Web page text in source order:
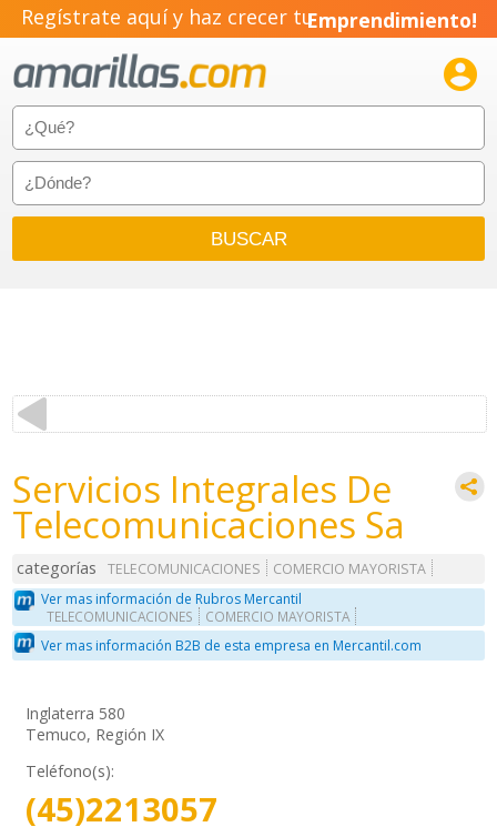
Regístrate aquí y haz crecer tuEmprendimiento!

Servicios Integrales De
Telecomunicaciones Sa
categorías TELECOMUNICACIONES
COMERCIO MAYORISTA
Ver mas información de Rubros Mercantil
TELECOMUNICACIONES COMERCIO MAYORISTA
Ver mas información B2B de esta empresa en Mercantil.com
Inglaterra 580
Temuco, Región IX
Teléfono(s):
(45)2213057